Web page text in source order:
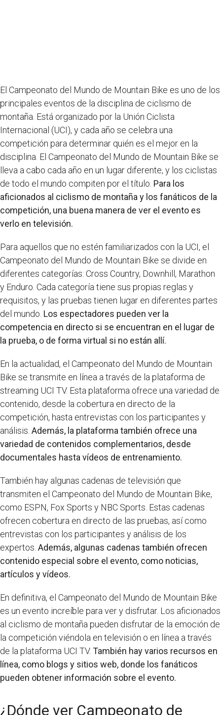
El Campeonato del Mundo de Mountain Bike es uno de los
principales eventos de la disciplina de ciclismo de
montaña. Está organizado por la Unión Ciclista
Internacional (UCI), y cada año se celebra una
competición para determinar quién es el mejor en la
disciplina. El Campeonato del Mundo de Mountain Bike se
lleva a cabo cada año en un lugar diferente, y los ciclistas
de todo el mundo compiten por el título. Para los
aficionados al ciclismo de montaña y los fanáticos de la
competición, una buena manera de ver el evento es
verlo en televisión.
Para aquellos que no estén familiarizados con la UCI, el
Campeonato del Mundo de Mountain Bike se divide en
diferentes categorías: Cross Country, Downhill, Marathon
y Enduro. Cada categoría tiene sus propias reglas y
requisitos, y las pruebas tienen lugar en diferentes partes
del mundo. Los espectadores pueden ver la
competencia en directo si se encuentran en el lugar de
la prueba, o de forma virtual si no están allí.
En la actualidad, el Campeonato del Mundo de Mountain
Bike se transmite en línea a través de la plataforma de
streaming UCI TV. Esta plataforma ofrece una variedad de
contenido, desde la cobertura en directo de la
competición, hasta entrevistas con los participantes y
análisis. Además, la plataforma también ofrece una
variedad de contenidos complementarios, desde
documentales hasta vídeos de entrenamiento.
También hay algunas cadenas de televisión que
transmiten el Campeonato del Mundo de Mountain Bike,
como ESPN, Fox Sports y NBC Sports. Estas cadenas
ofrecen cobertura en directo de las pruebas, así como
entrevistas con los participantes y análisis de los
expertos. Además, algunas cadenas también ofrecen
contenido especial sobre el evento, como noticias,
artículos y vídeos.
En definitiva, el Campeonato del Mundo de Mountain Bike
es un evento increíble para ver y disfrutar. Los aficionados
al ciclismo de montaña pueden disfrutar de la emoción de
la competición viéndola en televisión o en línea a través
de la plataforma UCI TV. También hay varios recursos en
línea, como blogs y sitios web, donde los fanáticos
pueden obtener información sobre el evento.
¿Dónde ver Campeonato de